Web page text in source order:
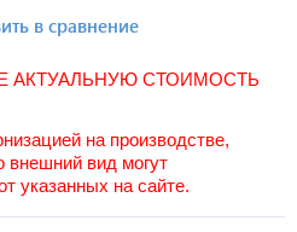
в сравнение
АКТУАЛЬНУЮ СТОИМОСТЬ
на производстве,
внешний вид могут
указанных на сайте.